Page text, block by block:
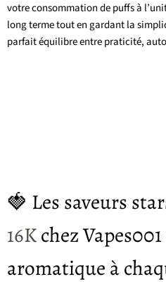
votre consommation de puffs à
long terme tout en gardant la
parfait équilibre entre praticité,
🍓 Les saveurs
16Kchez
aromatique à